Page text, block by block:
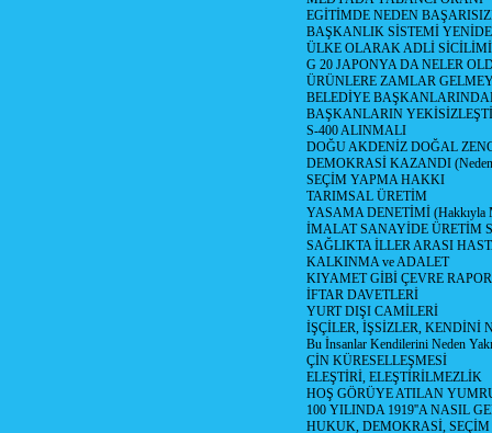
EGİTİMDE NEDEN
BAŞKANLIK SİSTEMİ
ÜLKE OLARAK ADLİ
G 20 JAPONYA DA NELER
ÜRÜNLERE ZAMLAR
BELEDİYE
BAŞKANLARIN
S-400 ALINMALI
DOĞU AKDENİZ DOĞAL
DEMOKRASİ KAZANDI (Neden
SEÇİM YAPMA HAKKI
TARIMSAL ÜRETİM
YASAMA DENETİMİ (Hakkıyla
İMALAT SANAYİDE ÜRETİM
SAĞLIKTA İLLER ARASI
KALKINMA ve ADALET
KIYAMET GİBİ ÇEVRE
İFTAR DAVETLERİ
YURT DIŞI CAMİLERİ
İŞÇİLER, İŞSİZLER, KENDİNİ
Bu İnsanlar Kendilerini Neden
ÇİN KÜRESELLEŞMESİ
ELEŞTİRİ, ELEŞTİRİLMEZLİK
HOŞ GÖRÜYE ATILAN
100 YILINDA 1919''A NASIL
HUKUK, DEMOKRASİ, SEÇİM